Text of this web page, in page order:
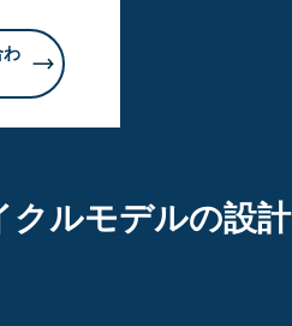
ルモデルの設計